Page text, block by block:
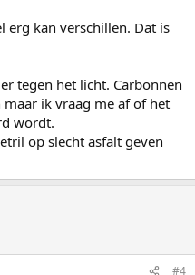
erg kan verschillen. Dat is
tegen het licht. Carbonnen
ik vraag me af of het
wordt.
op slecht asfalt geven
#4